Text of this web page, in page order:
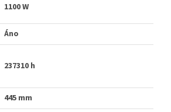
1100 W
Áno
237310 h
445 mm